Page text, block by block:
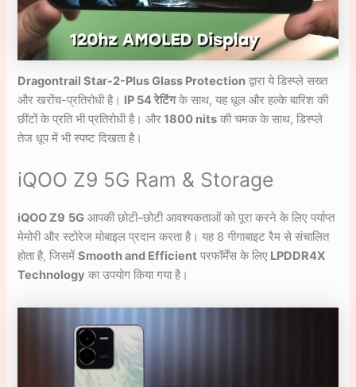
Dragontrail Star-2-Plus Glass Protection द्वारा ये डिस्प्ले सख्त
और खरोंच-प्रतिरोधी है। IP 54 रेटिंगके साथ, यह धूल और हल्के बारिश की
छींटों के प्रति भी प्रतिरोधी है। और1800 nits की चमक के साथ, डिस्प्ले
तेज धूप में भी स्पष्ट दिखता है।
iQOO Z9 5G Ram & Storage
iQOO Z9 5G आपकी छोटी–छोटी आवश्यकताओं को पूरा करने के लिए पर्याप्त
मेमोरी और स्टोरेज मोबाइल प्रदान करता है। यह 8 गीगाबाइट रैम से संचालित
होता है, जिसमेंSmooth and Efficient परफॉर्मेंस के लिए LPDDR4X
Technology का उपयोग किया गया है।